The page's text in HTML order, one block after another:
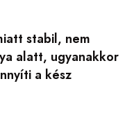
stabil, nem
alatt, ugyanakkor
a kész